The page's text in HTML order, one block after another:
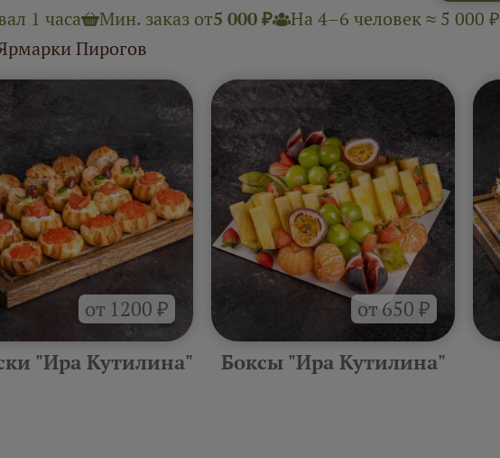
1 часа Мин. заказ от5 000 ₽
На 4–6 человек ≈ 5 000 ₽
Пирогов
от 1200 ₽
"Ира Кутилина"
от 650 ₽
Боксы "Ира Кутилина"